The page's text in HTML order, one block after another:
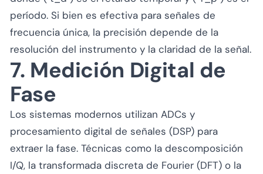
período. Si bien es efectiva para señales de
frecuencia única, la precisión depende de la
resolución del instrumento y la claridad de la señal.
7. Medición Digital de
Fase
Los sistemas modernos utilizan ADCs y
procesamiento digital de señales (DSP) para
extraer la fase. Técnicas como la descomposición
I/Q, la transformada discreta de Fourier (DFT) o la